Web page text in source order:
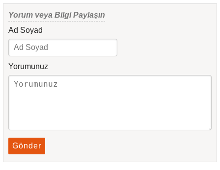
Yorum veya Bilgi Paylaşın
Ad Soyad
Yorumunuz
Gönder